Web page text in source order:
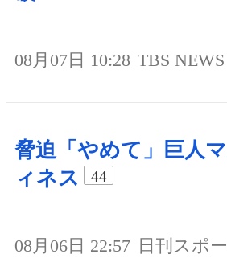
08月07日 10:28 TBS
脅迫「やめて」巨人
ィネス
44
08月06日 22:57 日刊スポ